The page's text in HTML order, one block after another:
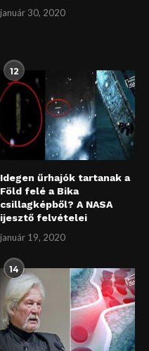
január 30, 2020
12
Idegen űrhajók tartanak a
Föld felé a Bika
csillagképből? A NASA
ijesztő felvételei
január 19, 2020
14